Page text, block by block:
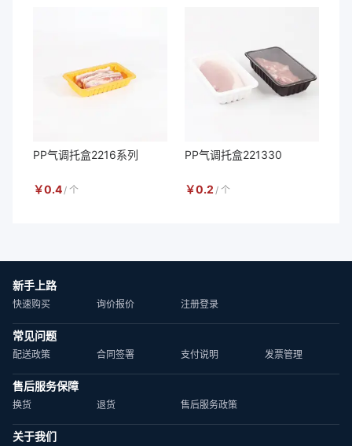
PP气调托盒2216系列
￥0.4 / 个
PP气调托盒221330
￥0.2 / 个
新手上路
快速购买 询价报价 注册登录
常见问题
配送政策 合同签署 支付说明 发票管理
售后服务保障
换货 退货 售后服务政策
关于我们